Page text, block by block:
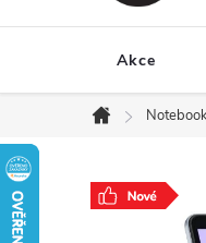
Akce
Domů